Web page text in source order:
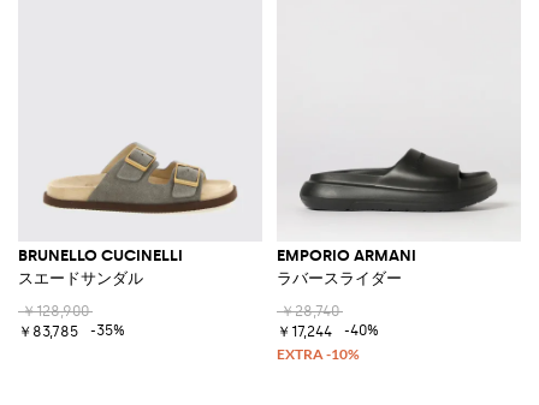
BRUNELLO CUCINELLI
スエードサンダル
￥128,900
￥83,785
-35%
EMPORIO ARMANI
ラバースライダー
￥28,740
￥17,244
-40%